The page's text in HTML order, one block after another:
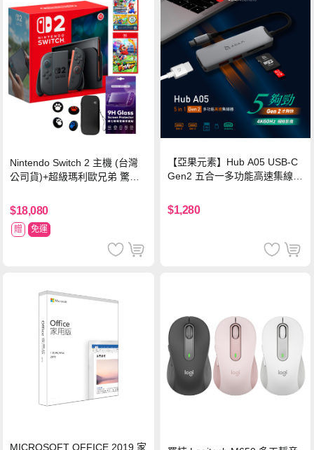
Nintendo Switch 2 主機 (台灣
公司貨)+超級瑪利歐兄弟 驚奇
球 狂熱 中文版
$18,080
贈 免運
【亞果元素】Hub A05 USB-C
Gen2 五合一多功能高速集線
$1,280
MICROSOFT OFFICE 2019 家